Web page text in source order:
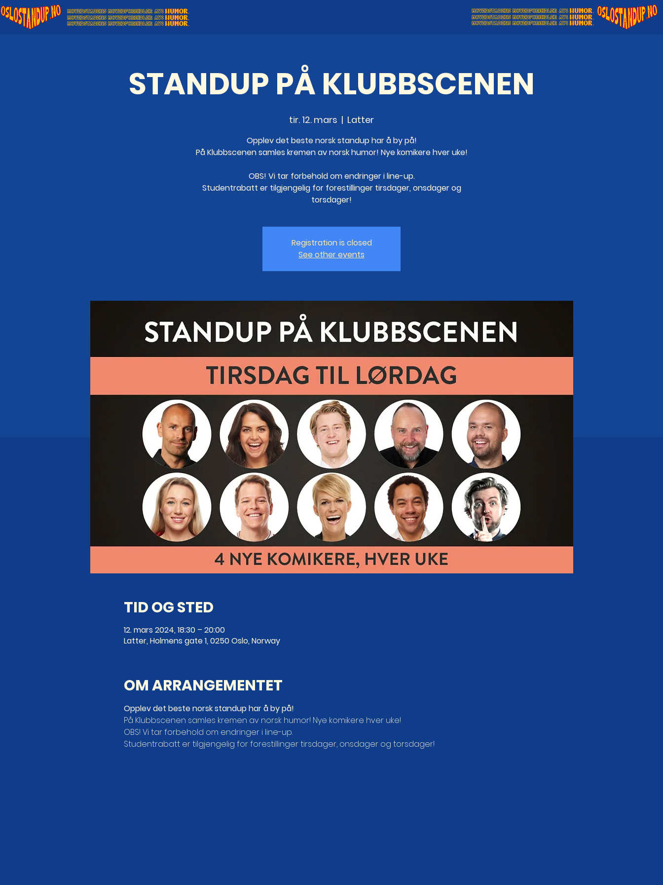
STANDUP PÅ KLUBBSCENEN
tir. 12. mars
  |
Latter
Opplev det beste norsk standup har å by på!
På Klubbscenen samles kremen av norsk humor! Nye komikere hver uke!
OBS! Vi tar forbehold om endringer i line-up.
Studentrabatt er tilgjengelig for forestillinger tirsdager, onsdager og
torsdager!
Registration is closed
See other events
TID OG STED
12. mars 2024, 18:30 – 20:00
Latter, Holmens gate 1, 0250 Oslo, Norway
OM ARRANGEMENTET
Opplev det beste norsk standup har å by på!
På Klubbscenen samles kremen av norsk humor! Nye komikere hver uke!
OBS! Vi tar forbehold om endringer i line-up.
Studentrabatt er tilgjengelig for forestillinger tirsdager, onsdager og torsdager!